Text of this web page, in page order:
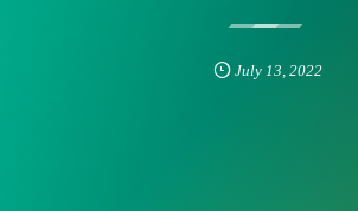
July 13, 2022